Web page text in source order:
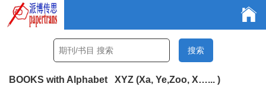
BOOKS with Alphabet XYZ (Xa, Ye,Zoo, X…... )